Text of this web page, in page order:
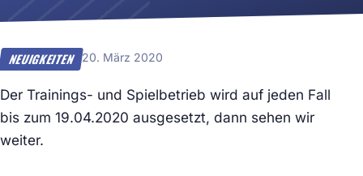
NEUIGKEITEN 20. März 2020
Der Trainings- und Spielbetrieb wird auf jeden Fall
bis zum 19.04.2020 ausgesetzt, dann sehen wir
weiter.